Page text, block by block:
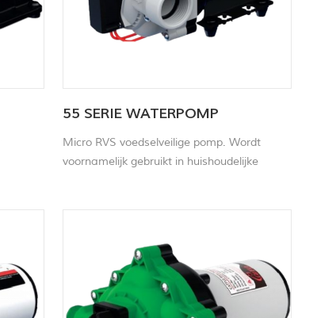
55 SERIE WATERPOMP
Micro RVS voedselveilige pomp. Wordt
voornamelijk gebruikt in huishoudelijke